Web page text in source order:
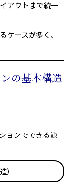
アウトまで統一
ケースが多く、
の基本構造
ョンでできる範
）